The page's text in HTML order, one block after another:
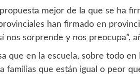
mejor de la que se ha
han firmado en
nos sorprende y nos preocupa”,
que en la escuela, sobre todo
familias que están igual o peor